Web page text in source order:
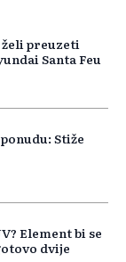
želi preuzeti
Santa Feu
Stiže
Element bi se
dvije